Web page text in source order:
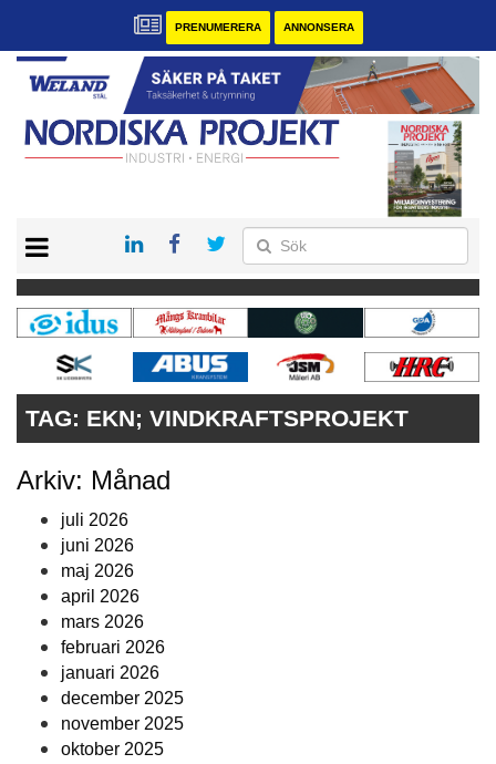
PRENUMERERA ANNONSERA
KONTAKT
VÅRA ANDRA MAGASIN
PRENUMERERA
ANNONSERA
TAG: EKN; VINDKRAFTSPROJEKT
Arkiv: Månad
juli 2026
juni 2026
maj 2026
april 2026
mars 2026
februari 2026
januari 2026
december 2025
november 2025
oktober 2025